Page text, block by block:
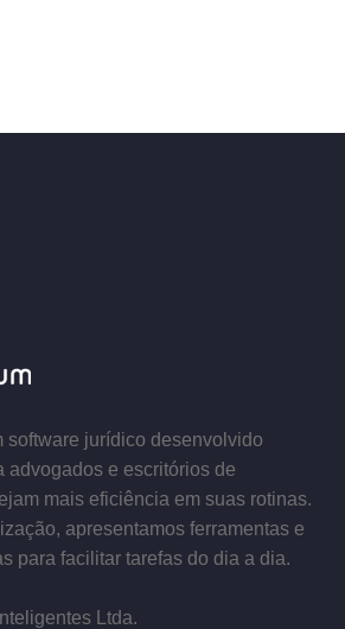
software jurídico desenvolvido
advogados e escritórios de
mais eficiência em suas rotinas.
apresentamos ferramentas e
para facilitar tarefas do dia a dia.
Ltda.